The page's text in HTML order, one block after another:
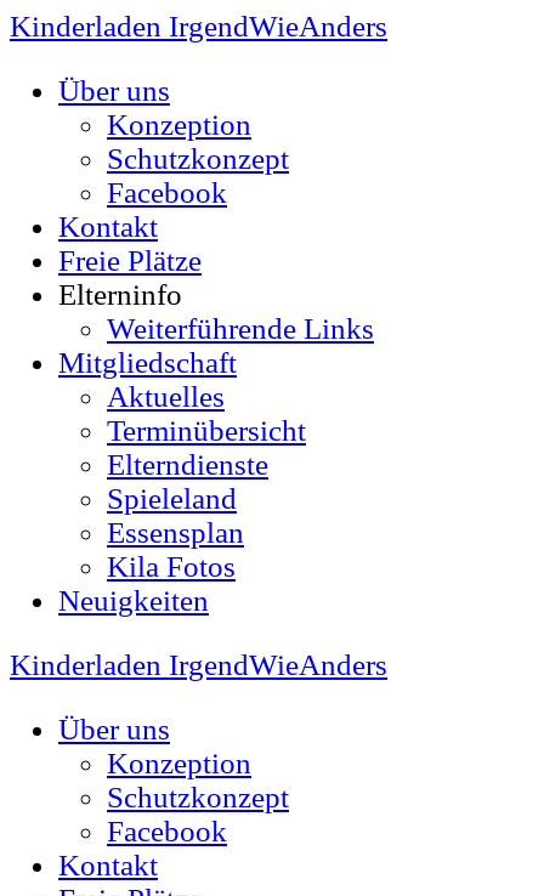
Kinderladen IrgendWieAnders
Über uns
Konzeption
Schutzkonzept
Facebook
Kontakt
Freie Plätze
Elterninfo
Weiterführende Links
Mitgliedschaft
Aktuelles
Terminübersicht
Elterndienste
Spieleland
Essensplan
Kila Fotos
Neuigkeiten
Kinderladen IrgendWieAnders
Über uns
Konzeption
Schutzkonzept
Facebook
Kontakt